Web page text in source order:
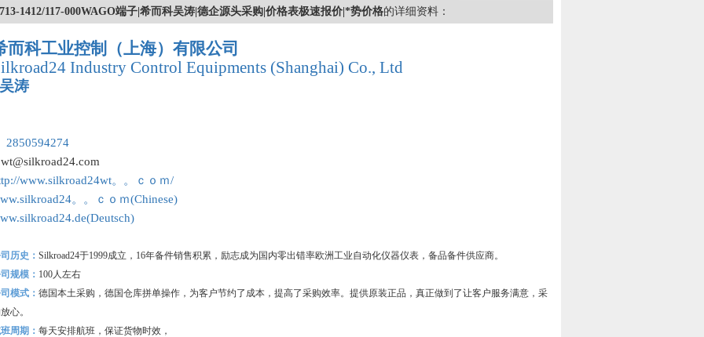
713-1412/117-000WAGO端子|希而科吴涛|德企源头采购|价格表极速报价|*势价格的详细资料：
而科工业控制（上海）有限公司
Industry Control Equipments (Shanghai) Co., Ltd
吴涛
2850594274
wt@silkroad24.com
www.silkroad24wt。。ｃｏｍ/
。。ｃｏｍ(Chinese)
历史： Silkroad24于1999成立，16年备件销售积累，励志成为国内零出错率欧洲工业自动化仪器仪表，备品备件供应商。
规模： 100人左右
模式： 德国本土采购，德国仓库拼单操作，为客户节约了成本，提高了采购效率。提供原装正品，真正做到了让客户服务满意，采
心。
周期： 每天安排航班，保证货物时效，